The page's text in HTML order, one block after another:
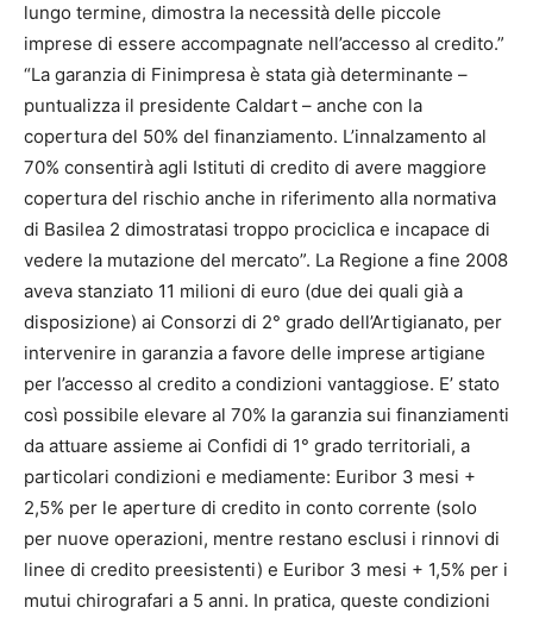
lungo termine, dimostra la necessità delle piccole
imprese di essere accompagnate nell’accesso al credito.”
“La garanzia di Finimpresa è stata già determinante –
puntualizza il presidente Caldart – anche con la
copertura del 50% del finanziamento. L’innalzamento al
70% consentirà agli Istituti di credito di avere maggiore
copertura del rischio anche in riferimento alla normativa
di Basilea 2 dimostratasi troppo prociclica e incapace di
vedere la mutazione del mercato”. La Regione a fine 2008
aveva stanziato 11 milioni di euro (due dei quali già a
disposizione) ai Consorzi di 2° grado dell’Artigianato, per
intervenire in garanzia a favore delle imprese artigiane
per l’accesso al credito a condizioni vantaggiose. E’ stato
così possibile elevare al 70% la garanzia sui finanziamenti
da attuare assieme ai Confidi di 1° grado territoriali, a
particolari condizioni e mediamente: Euribor 3 mesi +
2,5% per le aperture di credito in conto corrente (solo
per nuove operazioni, mentre restano esclusi i rinnovi di
linee di credito preesistenti) e Euribor 3 mesi + 1,5% per i
mutui chirografari a 5 anni. In pratica, queste condizioni